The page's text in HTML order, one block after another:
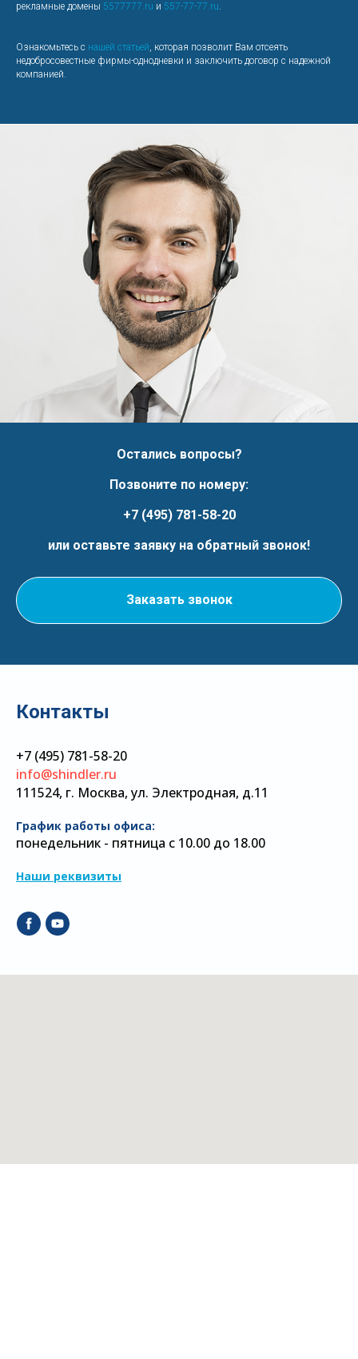
рекламные домены 5577777.ru и 557-77-77.ru.
Ознакомьтесь с нашей статьей, которая позволит Вам отсеять
недобросовестные фирмы-однодневки и заключить договор с надежной
компанией.
Остались вопросы?
Позвоните по номеру:
+7 (495) 781-58-20
или оставьте заявку на обратный звонок!
Заказать звонок
Контакты
+7 (495) 781-58-20
info@shindler.ru
111524, г. Москва, ул. Электродная, д.11
График работы офиса:
понедельник - пятница с 10.00 до 18.00
Наши реквизиты